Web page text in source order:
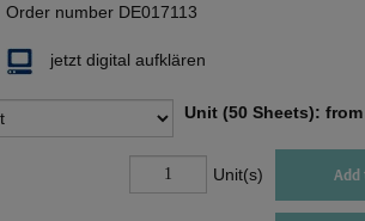
Order number DE017113
jetzt digital aufklären
Unit (50 Sheets): from
Unit(s) Add